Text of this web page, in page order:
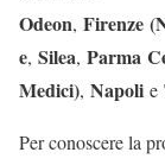
Odeon, Firenze
e, Silea, Parma
Medici), Napoli e
Per conoscere la